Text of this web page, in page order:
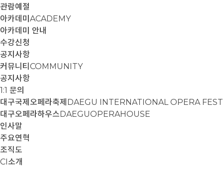
관람예절
아카데미 ACADEMY
아카데미 안내
수강신청
공지사항
커뮤니티 COMMUNITY
공지사항
1:1 문의
대구국제오페라축제 DAEGU INTERNATIONAL OPERA
대구오페라하우스DAEGUOPERAHOUSE
인사말
주요연혁
조직도
CI소개